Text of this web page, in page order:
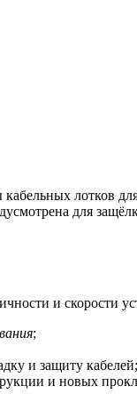
лотков
для
и скорости
;
и защиту кабелей;
и новых